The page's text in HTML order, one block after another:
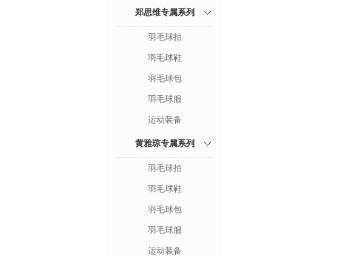
郑思维专属系列
羽毛球拍
羽毛球鞋
羽毛球包
羽毛球服
运动装备
黄雅琼专属系列
羽毛球拍
羽毛球鞋
羽毛球包
羽毛球服
运动装备